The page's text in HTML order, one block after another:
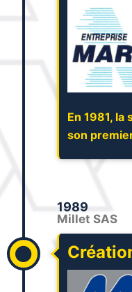
En 1981,
son
1989
Millet SAS